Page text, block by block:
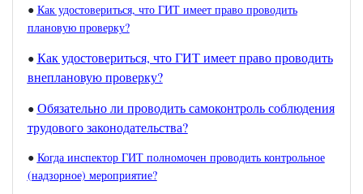
● Как удостовериться, что ГИТ имеет право проводить
плановую проверку?
●Как удостовериться, что ГИТ имеет право проводить
внеплановую проверку?
●Обязательно ли проводить самоконтроль соблюдения
трудового законодательства?
● Когда инспектор ГИТ полномочен проводить контрольное
(надзорное) мероприятие?